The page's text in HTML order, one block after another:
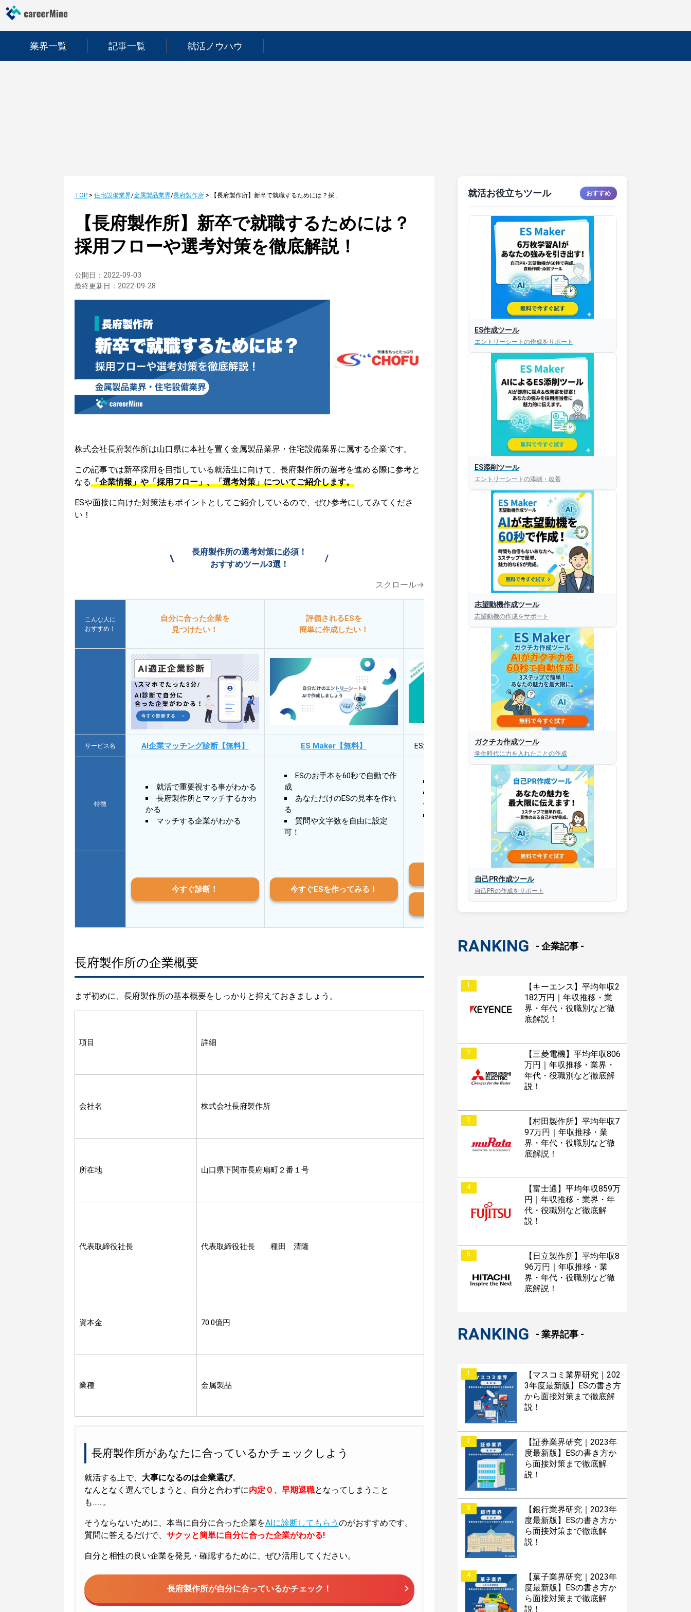
業界一覧 記事一覧 就活ノウハウ
TOP> 住宅設備業界/金属製品業界/長府製作所> 【長府製作所】新卒で就職するためには？採用フローや選考対策を徹底解説！
【長府製作所】新卒で就職するためには？
採用フローや選考対策を徹底解説！
公開日： 2022-09-03
最終更新日： 2022-09-28
株式会社長府製作所は山口県に本社を置く金属製品業界・住宅設備業界に属する企業です。
この記事では新卒採用を目指している就活生に向けて、長府製作所の選考を進める際に参考と
なる「企業情報」や「採用フロー」、「選考対策」についてご紹介します。
ESや面接に向けた対策法もポイントとしてご紹介しているので、ぜひ参考にしてみてくださ
い！
\
長府製作所の選考対策に必須！
おすすめツール3選！
/
スクロール→
こんな人に
おすすめ！
自分に合った企業を
見つけたい！
評価されるESを
簡単に作成したい！
今すぐESを
添削してほしい！
サービス名 AI企業マッチング診断【無料】 ES Maker【無料】 ES添削・面接対策アプリ【無料】
特徴
就活で重要視する事がわかる
長府製作所とマッチするかわ
かる
マッチする企業がわかる
ESのお手本を60秒で自動で作
成
あなただけのESの見本を作れ
る
質問や文字数を自由に設定
可！
30秒以内にあなたのESを添削
30秒以内にあなただけのESを
作成
AIと対話して面接練習ができ
今すぐ診断！ 今すぐESを作ってみる！
iOS版はこちら
Android版はこちら
長府製作所の企業概要
まず初めに、長府製作所の基本概要をしっかりと抑えておきましょう。
項目 詳細
会社名 株式会社長府製作所
所在地 山口県下関市長府扇町２番１号
代表取締役社長 代表取締役社長 種田 清隆
資本金 70.0億円
業種 金属製品
長府製作所があなたに合っているかチェックしよう
就活する上で、 大事になるのは企業選び。
なんとなく選んでしまうと、自分と合わずに内定０、早期退職となってしまうこと
も……。
そうならないために、本当に自分に合った企業をAIに診断してもらう のがおすすめです。
質問に答えるだけで、 サクッと簡単に自分に合った企業がわかる!
自分と相性の良い企業を発見・確認するために、ぜひ活用してください。
長府製作所が自分に合っているかチェック！
就活お役立ちツール おすすめ
ES作成ツール
エントリーシートの作成をサポート
ES添削ツール
エントリーシートの添削・改善
志望動機作成ツール
志望動機の作成をサポート
ガクチカ作成ツール
学生時代に力を入れたことの作成
自己PR作成ツール
自己PRの作成をサポート
RANKING - 企業記事 -
1
【キーエンス】平均年収2
182万円｜年収推移・業
界・年代・役職別など徹
底解説！
2
【三菱電機】平均年収806
万円｜年収推移・業界・
年代・役職別など徹底解
説！
3
【村田製作所】平均年収7
97万円｜年収推移・業
界・年代・役職別など徹
底解説！
4
【富士通】平均年収859万
円｜年収推移・業界・年
代・役職別など徹底解
説！
5
【日立製作所】平均年収8
96万円｜年収推移・業
界・年代・役職別など徹
底解説！
RANKING - 業界記事 -
1
【マスコミ業界研究｜202
3年度最新版】ESの書き方
から面接対策まで徹底解
説！
2
【証券業界研究｜2023年
度最新版】ESの書き方か
ら面接対策まで徹底解
説！
3
【銀行業界研究｜2023年
度最新版】ESの書き方か
ら面接対策まで徹底解
説！
4
【菓子業界研究｜2023年
度最新版】ESの書き方か
ら面接対策まで徹底解
説！